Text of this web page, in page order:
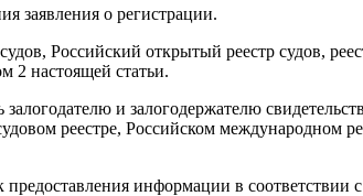
заявления о регистрации.
Российский открытый реестр судов,
2 настоящей статьи.
и залогодержателю
реестре, Российском международном
информации в